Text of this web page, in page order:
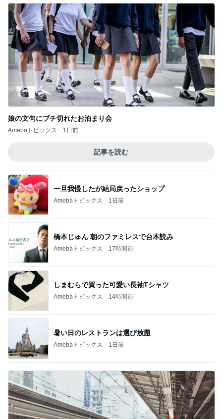
娘の文句にブチ切れたお泊まり会
Amebaトピックス 1日前
記事を読む
一旦我慢したが結局戻ったショップ
Amebaトピックス 1日前
橋本じゅん 朝のファミレスで台本読み
Amebaトピックス 17時間前
しまむらで買った可愛い長袖Tシャツ
Amebaトピックス 14時間前
暑い日のレストランは選び放題
Amebaトピックス 1日前